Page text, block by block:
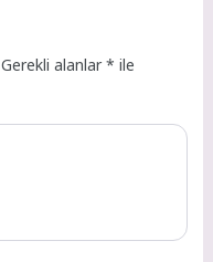
Gerekli alanlar* ile